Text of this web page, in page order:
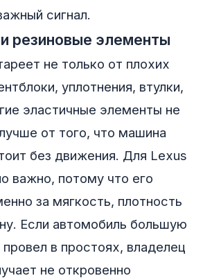
сигнал.
резиновые элементы
не только от плохих
уплотнения, втулки,
эластичные элементы не
от того, что машина
без движения. Для Lexus
важно, потому что его
за мягкость, плотность
Если автомобиль большую
в простоях, владелец
не откровенно